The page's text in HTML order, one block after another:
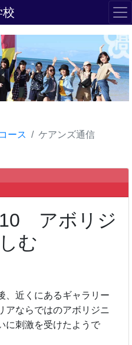
校
ース ケアンズ通信
アボリジ
む
、近くにあるギャラリー
アならではのアボリジニ
に刺激を受けたようで